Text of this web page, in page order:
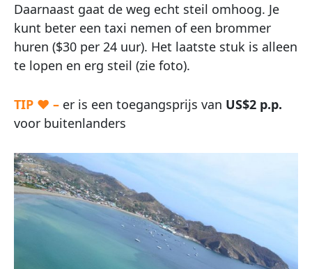
Daarnaast gaat de weg echt steil omhoog. Je
kunt beter een taxi nemen of een brommer
huren ($30 per 24 uur). Het laatste stuk is alleen
te lopen en erg steil (zie foto).
TIP ♥ – er is een toegangsprijs van US$2 p.p.
voor buitenlanders